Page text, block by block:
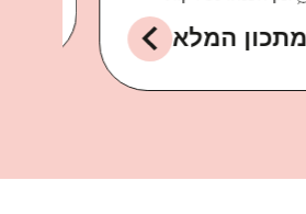
למתכון המלא